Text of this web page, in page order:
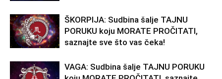
ŠKORPIJA: Sudbina šalje TAJNU
PORUKU koju MORATE PROČITATI,
saznajte sve što vas čeka!
VAGA: Sudbina šalje TAJNU PORUKU